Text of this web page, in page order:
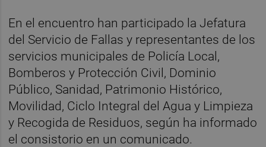
En el encuentro han participado la Jefatura
del Servicio de Fallas y representantes de los
servicios municipales de Policía Local,
Bomberos y Protección Civil, Dominio
Público, Sanidad, Patrimonio Histórico,
Movilidad, Ciclo Integral del Agua y Limpieza
y Recogida de Residuos, según ha informado
el consistorio en un comunicado.